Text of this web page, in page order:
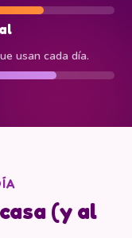
usan cada día.
(y al